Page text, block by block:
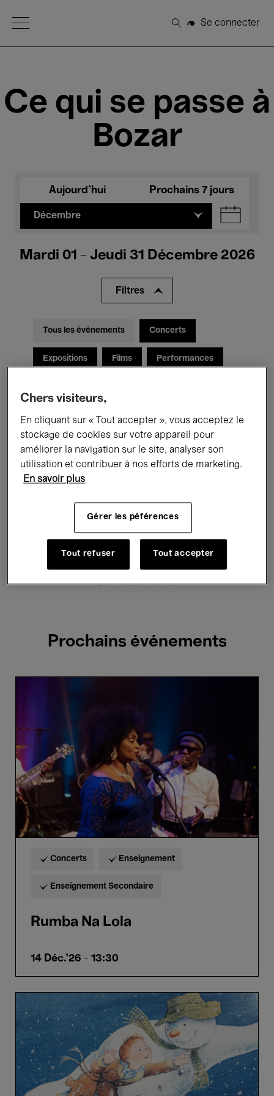
Open Menu
Rechercher
Se connecter
Ce qui se passe à
Bozar
Aujourd'hui Prochains 7 jours
Décembre
Mardi 01 - Jeudi 31 Décembre 2026
Filtres
Tous les événements Concerts
Expositions Films Performances
Musique classique Global Music
Enseignement Visites guidées
Hosted Events
2 résultats trouvés
Prochains événements
Concerts Enseignement
Enseignement Secondaire
Rumba Na Lola
14 Déc.'26 - 13:30
Le
Bonhomme
de
Neige
Chers visiteurs,
En cliquant sur « Tout accepter », vous acceptez le
stockage de cookies sur votre appareil pour
améliorer la navigation sur le site, analyser son
utilisation et contribuer à nos efforts de marketing.
En savoir plus
Gérer les péférences
Tout refuser Tout accepter